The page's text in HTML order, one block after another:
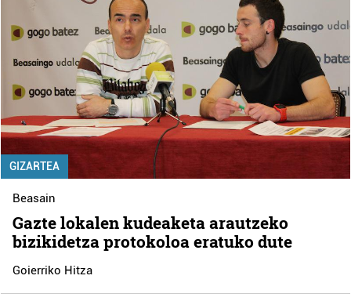
GIZARTEA
Beasain
Gazte lokalen kudeaketa arautzeko
bizikidetza protokoloa eratuko dute
Goierriko Hitza